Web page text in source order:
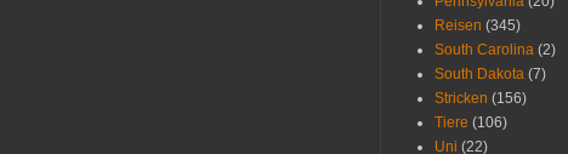
Reisen (345)
South Carolina (2)
South Dakota (7)
Stricken (156)
Tiere (106)
Uni (22)